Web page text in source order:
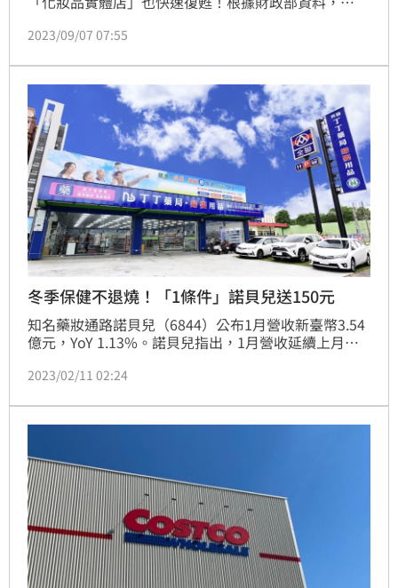
增10.3%。大家房屋企劃研究室總監郎美囡表示，隨著
式經營漸成主流，化妝品零售家數也迅速成長。（陳韋
帆）
2023/09/07 07:55
冬季保健不退燒！「1條件」諾貝兒送150元
知名藥妝通路諾貝兒（6844）公布1月營收新臺幣3.54
億元，YoY 1.13%。諾貝兒指出，1月營收延續上月態
買和送禮需求，近期幾波低溫寒流也刺激年長族群的健
2023/02/11 02:24